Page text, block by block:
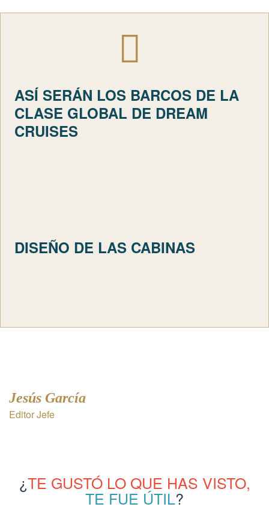
ASÍ SERÁN LOS BARCOS DE LA
CLASE GLOBAL DE DREAM
CRUISES
DISEÑO DE LAS CABINAS
Jesús García
Editor Jefe
¿TE GUSTÓ LO QUE HAS VISTO,
TE FUE ÚTIL?